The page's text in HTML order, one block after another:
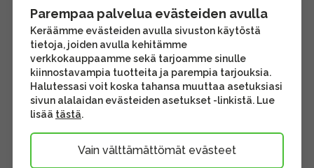
Parempaa palvelua evästeiden avulla
Keräämme evästeiden avulla sivuston käytöstä
tietoja, joiden avulla kehitämme
verkkokauppaamme sekä tarjoamme sinulle
kiinnostavampia tuotteita ja parempia tarjouksia.
Halutessasi voit koska tahansa muuttaa asetuksiasi
sivun alalaidan evästeiden asetukset -linkistä. Lue
lisää tästä.
Vain välttämättömät evästeet